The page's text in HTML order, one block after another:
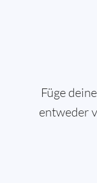
Füge
entweder